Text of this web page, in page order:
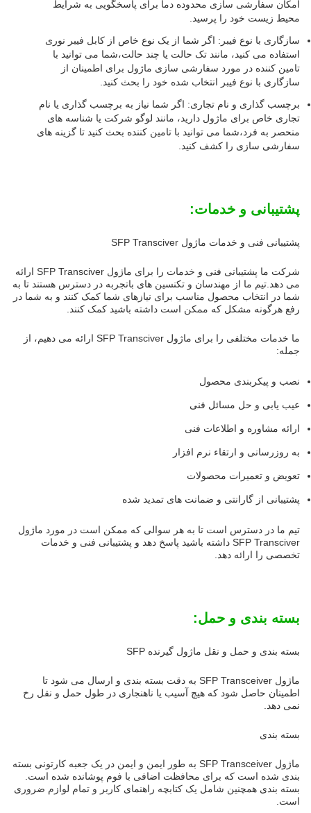
امکان سفارشی سازی محدوده دما برای پاسخگویی به شرایط
محیط زیست خود را پرسید.
سازگاری با نوع فیبر: اگر شما از یک نوع خاص از کابل فیبر نوری
استفاده می کنید، مانند تک حالت یا چند حالت،شما می توانید با
تامین کننده در مورد سفارشی سازی ماژول برای اطمینان از
سازگاری با نوع فیبر انتخاب شده خود را بحث کنید.
برچسب گذاری و نام تجاری: اگر شما نیاز به برچسب گذاری یا نام
تجاری خاص برای ماژول دارید، مانند لوگو شرکت یا شناسه های
منحصر به فرد،شما می توانید با تامین کننده بحث کنید تا گزینه های
سفارشی سازی را کشف کنید.
پشتیبانی و خدمات:
پشتیبانی فنی و خدمات ماژول SFP Transciver
شرکت ما پشتیبانی فنی و خدمات را برای ماژول SFP Transciver ارائه
می دهد.تیم ما از مهندسان و تکنسین های باتجربه در دسترس هستند تا به
شما در انتخاب محصول مناسب برای نیازهای شما کمک کنند و به شما در
رفع هرگونه مشکل که ممکن است داشته باشید کمک کنند.
ما خدمات مختلفی را برای ماژول SFP Transciver ارائه می دهیم، از
جمله:
نصب و پیکربندی محصول
عیب یابی و حل مسائل فنی
ارائه مشاوره و اطلاعات فنی
به روزرسانی و ارتقاء نرم افزار
تعویض و تعمیرات محصولات
پشتیبانی از گارانتی و ضمانت های تمدید شده
تیم ما در دسترس است تا به هر سوالی که ممکن است در مورد ماژول
SFP Transciver داشته باشید پاسخ دهد و پشتیبانی فنی و خدمات
تخصصی را ارائه دهد.
بسته بندی و حمل:
بسته بندی و حمل و نقل ماژول گیرنده SFP
ماژول SFP Transceiver به دقت بسته بندی و ارسال می شود تا
اطمینان حاصل شود که هیچ آسیب یا ناهنجاری در طول حمل و نقل رخ
نمی دهد.
بسته بندی
ماژول SFP Transceiver به طور ایمن و ایمن در یک جعبه کارتونی بسته
بندی شده است که برای محافظت اضافی با فوم پوشانده شده است.
بسته بندی همچنین شامل یک کتابچه راهنمای کاربر و تمام لوازم ضروری
است.